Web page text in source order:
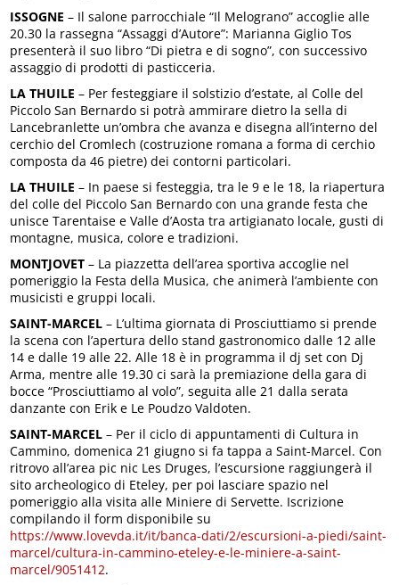
ISSOGNE – Il salone parrocchiale “Il Melograno” accoglie alle
20.30 la rassegna “Assaggi d’Autore”: Marianna Giglio Tos
presenterà il suo libro “Di pietra e di sogno”, con successivo
assaggio di prodotti di pasticceria.
LA THUILE – Per festeggiare il solstizio d’estate, al Colle del
Piccolo San Bernardo si potrà ammirare dietro la sella di
Lancebranlette un’ombra che avanza e disegna all’interno del
cerchio del Cromlech (costruzione romana a forma di cerchio
composta da 46 pietre) dei contorni particolari.
LA THUILE – In paese si festeggia, tra le 9 e le 18, la riapertura
del colle del Piccolo San Bernardo con una grande festa che
unisce Tarentaise e Valle d’Aosta tra artigianato locale, gusti di
montagne, musica, colore e tradizioni.
MONTJOVET – La piazzetta dell’area sportiva accoglie nel
pomeriggio la Festa della Musica, che animerà l’ambiente con
musicisti e gruppi locali.
SAINT-MARCEL – L’ultima giornata di Prosciuttiamo si prende
la scena con l’apertura dello stand gastronomico dalle 12 alle
14 e dalle 19 alle 22. Alle 18 è in programma il dj set con Dj
Arma, mentre alle 19.30 ci sarà la premiazione della gara di
bocce “Prosciuttiamo al volo”, seguita alle 21 dalla serata
danzante con Erik e Le Poudzo Valdoten.
SAINT-MARCEL – Per il ciclo di appuntamenti di Cultura in
Cammino, domenica 21 giugno si fa tappa a Saint-Marcel. Con
ritrovo all’area pic nic Les Druges, l’escursione raggiungerà il
sito archeologico di Eteley, per poi lasciare spazio nel
pomeriggio alla visita alle Miniere di Servette. Iscrizione
compilando il form disponibile su
https://www.lovevda.it/it/banca-dati/2/escursioni-a-piedi/saint-
marcel/cultura-in-cammino-eteley-e-le-miniere-a-saint-
marcel/9051412.